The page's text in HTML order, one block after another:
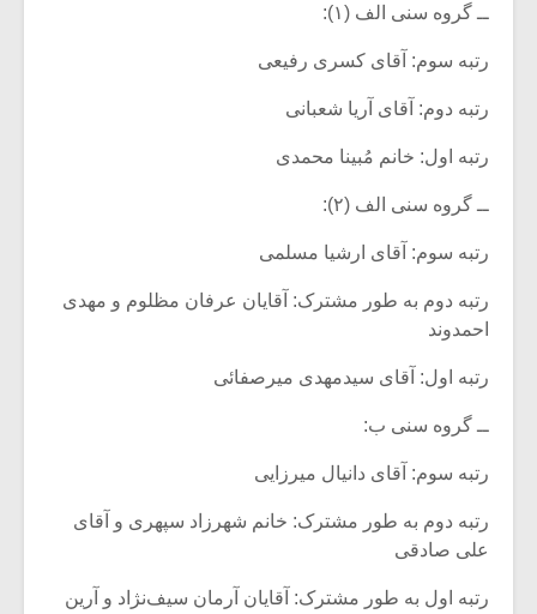
ــ گروه سنی الف (۱):
رتبه سوم: آقای کسری رفیعی
رتبه دوم: آقای آریا شعبانی
رتبه اول: خانم مُبینا محمدی
ــ گروه سنی الف (۲):
رتبه سوم: آقای ارشیا مسلمی
رتبه دوم به طور مشترک: آقایان عرفان مظلوم و مهدی
احمدوند
رتبه اول: آقای سیدمهدی میرصفائی
ــ گروه سنی ب:
رتبه سوم: آقای دانیال میرزایی
رتبه دوم به طور مشترک: خانم شهرزاد سپهری و آقای
علی صادقی
رتبه اول به طور مشترک: آقایان آرمان سیف‌نژاد و آرین